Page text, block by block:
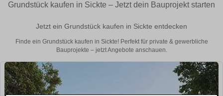
Grundstück kaufen in Sickte – Jetzt dein Bauprojekt starten
Jetzt ein Grundstück kaufen in Sickte entdecken
Finde ein Grundstück kaufen in Sickte! Perfekt für private & gewerbliche
Bauprojekte – jetzt Angebote anschauen.